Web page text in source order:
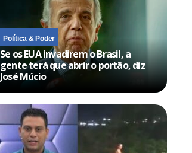
Política & Poder
Se os EUA invadirem o Brasil, a
gente terá que abrir o portão, diz
José Múcio